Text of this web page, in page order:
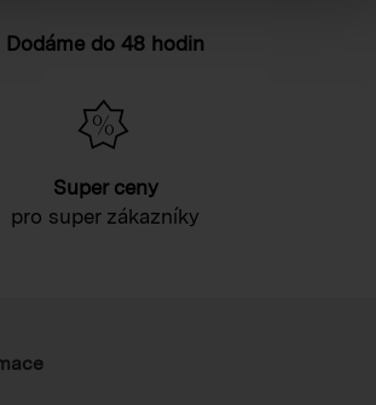
Dodáme do 48 hodin
Super ceny
pro super zákazníky